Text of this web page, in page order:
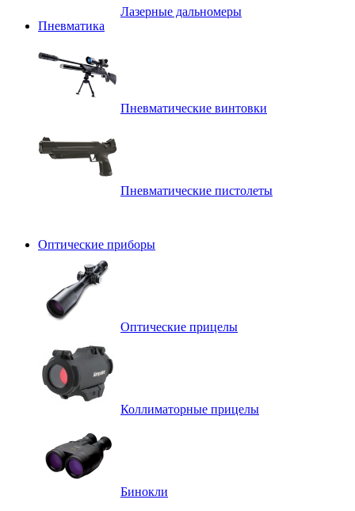
Лазерные дальномеры
Пневматика
Пневматические винтовки
Пневматические пистолеты
Оптические приборы
Оптические прицелы
Коллиматорные прицелы
Бинокли